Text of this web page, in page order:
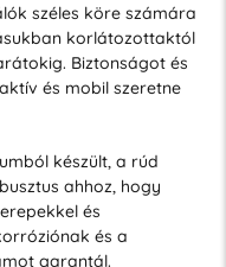
széles köre számára
korlátozottaktól
Biztonságot és
és mobil szeretne
készült, a rúd
ahhoz, hogy
és
és a
garantál.